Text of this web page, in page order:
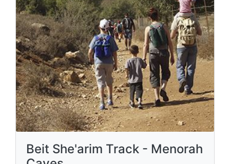
Beit She'arim Track - Menorah